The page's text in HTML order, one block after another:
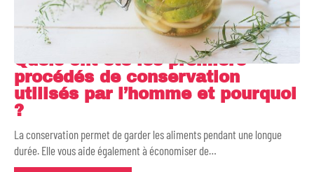
Quels ont été les premiers
procédés de conservation
utilisés par l’homme et pourquoi
?
La conservation permet de garder les aliments pendant une longue
durée. Elle vous aide également à économiser de…